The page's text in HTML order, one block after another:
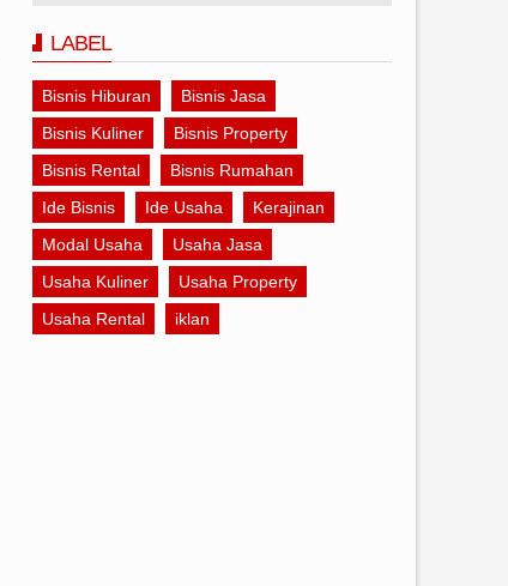
LABEL
Bisnis Hiburan
Bisnis Jasa
Bisnis Kuliner
Bisnis Property
Bisnis Rental
Bisnis Rumahan
Ide Bisnis
Ide Usaha
Kerajinan
Modal Usaha
Usaha Jasa
Usaha Kuliner
Usaha Property
Usaha Rental
iklan